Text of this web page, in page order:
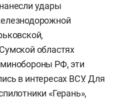
удары
областях
РФ, эти
в интересах ВСУ. Для
«Герань»,